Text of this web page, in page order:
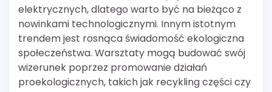
elektrycznych, dlatego warto być na bieżąco z
nowinkami technologicznymi. Innym istotnym
trendem jest rosnąca świadomość ekologiczna
społeczeństwa. Warsztaty mogą budować swój
wizerunek poprzez promowanie działań
proekologicznych, takich jak recykling części czy